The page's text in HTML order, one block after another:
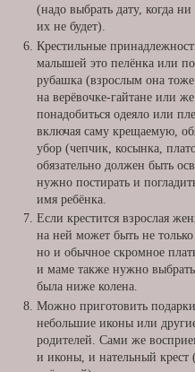
(надо выбрать дату, когда
их не будет).
Крестильные
малышей это пелёнка или
рубашка (взрослым она
на верёвочке-гайтане или
понадобиться одеяло или
включая саму крещаемую,
убор (чепчик, косынка,
обязательно должен быть
нужно постирать и
имя ребёнка.
Если крестится взрослая
на ней может быть не
но и обычное скромное
и маме также нужно
была ниже колена.
Можно приготовить
небольшие иконы или
родителей. Сами же
и иконы, и нательный крест